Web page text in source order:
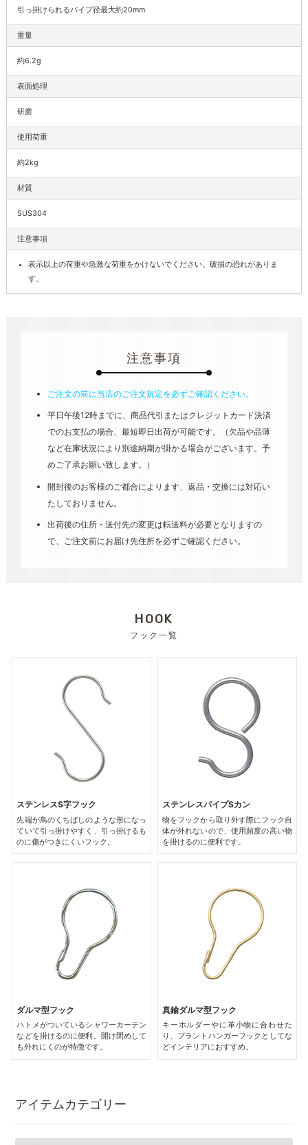
引っ掛けられるパイプ径最大約20mm
重量
約6.2g
表面処理
研磨
使用荷重
約2kg
材質
SUS304
注意事項
表示以上の荷重や急激な荷重をかけないでください。破損の恐れがありま
す。
注意事項
ご注文の前に当店のご注文規定を必ずご確認ください。
平日午後12時までに、商品代引またはクレジットカード決済
でのお支払の場合、最短即日出荷が可能です。（欠品や品薄
など在庫状況により別途納期が掛かる場合がございます。予
めご了承お願い致します。）
開封後のお客様のご都合によります、返品・交換には対応い
たしておりません。
出荷後の住所・送付先の変更は転送料が必要となりますの
で、ご注文前にお届け先住所を必ずご確認ください。
HOOK
フック一覧
ステンレスS字フック
先端が鳥のくちばしのような形になっ
ていて引っ掛けやすく、引っ掛けるも
のに傷がつきにくいフック。
ステンレスパイプSカン
物をフックから取り外す際にフック自
体が外れないので、使用頻度の高い物
を掛けるのに便利です。
ダルマ型フック
ハトメがついているシャワーカーテン
などを掛けるのに便利。開け閉めして
も外れにくのが特徴です。
真鍮ダルマ型フック
キーホルダーやに革小物に合わせた
り、プラントハンガーフックとしてな
どインテリアにおすすめ。
アイテムカテゴリー